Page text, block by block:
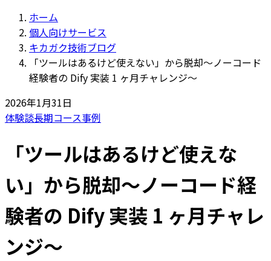
ホーム
個人向けサービス
キカガク技術ブログ
「ツールはあるけど使えない」から脱却〜ノーコード
経験者の Dify 実装 1 ヶ月チャレンジ〜
2026年1月31日
体験談長期コース事例
「ツールはあるけど使えな
い」から脱却〜ノーコード経
験者の Dify 実装 1 ヶ月チャレ
ンジ〜